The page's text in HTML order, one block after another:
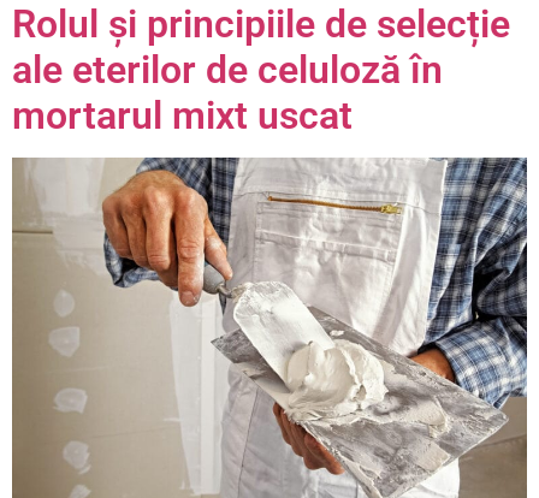
Rolul și principiile de selecție
ale eterilor de celuloză în
mortarul mixt uscat